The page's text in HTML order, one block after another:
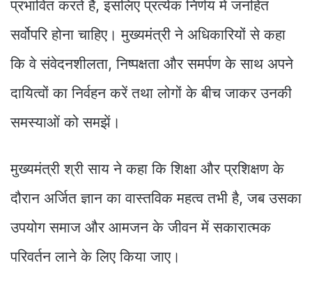
प्रभावित करते हैं, इसलिए प्रत्येक निर्णय में जनहित
सर्वोपरि होना चाहिए। मुख्यमंत्री ने अधिकारियों से कहा
कि वे संवेदनशीलता, निष्पक्षता और समर्पण के साथ अपने
दायित्वों का निर्वहन करें तथा लोगों के बीच जाकर उनकी
समस्याओं को समझें।
मुख्यमंत्री श्री साय ने कहा कि शिक्षा और प्रशिक्षण के
दौरान अर्जित ज्ञान का वास्तविक महत्व तभी है, जब उसका
उपयोग समाज और आमजन के जीवन में सकारात्मक
परिवर्तन लाने के लिए किया जाए।